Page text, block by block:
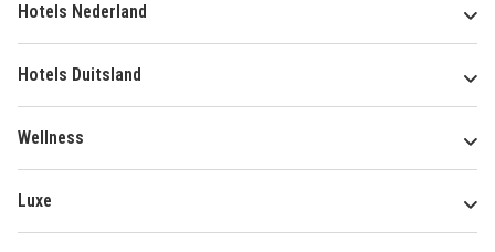
Hotels Nederland
Hotels Duitsland
Wellness
Luxe